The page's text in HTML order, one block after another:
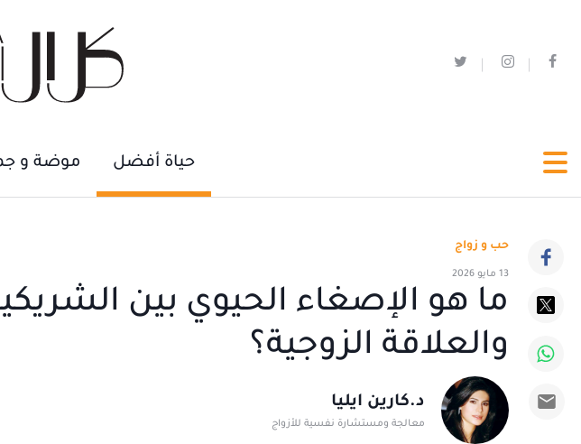
حياة أفضل موضة و
حب و زواج
13 مايو 2026
ما هو الإصغاء الحيوي بين
والعلاقة الزوجية؟
د.كارين ايليا
معالجة ومستشارة نفسية للأزواج